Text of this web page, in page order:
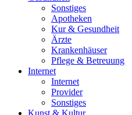
Sonstiges
Apotheken
Kur & Gesundheit
Ärzte
Krankenhäuser
Pflege & Betreuung
Internet
Internet
Provider
Sonstiges
Kunst & Kultur